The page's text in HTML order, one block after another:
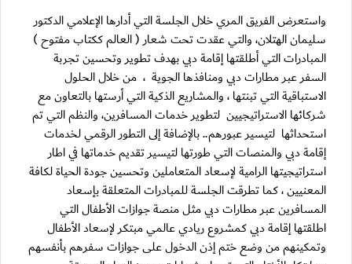
واستعرض الفريق المري خلال الجلسة التي أدارها الإعلامي الدكتور
سليمان الهتلان، والتي عقدت تحت شعار ( العالم ككتاب مفتوح )
المبادرات التي أطلقتها إقامة دبي بهدف تطوير وتحسين تجربة
السفر عبر مطارات دبي ومنافذها الجوية ، من خلال الحلول
الاستباقية التي تبنتها ، والمشاريع الذكية التي أرستها بالتعاون مع
شركائها الاستراتيجيين لتطوير خدمات المسافرين، والنظم التي تم
استحداثها لتيسير عبورهم.. بالإضافة إلى التطور الرقمي لخدمات
إقامة دبي والمنصات التي طورتها لتيسير تقديم خدماتها في اطار
استراتيجيتها الرامية لإسعاد المتعاملين وتحسين جودة الحياة لكافة
المعنيين ، كما تطرقت الجلسة للمبادرات المتعلقة بإسعاد
المسافرين عبر مطارات دبي مثل منصة جوازات الأطفال التي
اطلقتها إقامة دبي كمشروع ريادي عالمي مبتكر لإسعاد الأطفال
وتمكينهم من وضع ختم إذن الدخول على جوازات سفرهم بأنفسهم